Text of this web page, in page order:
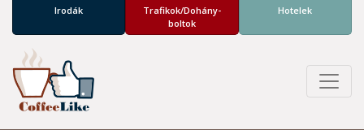
Irodák
Trafikok/­Dohány­
boltok
Hotelek